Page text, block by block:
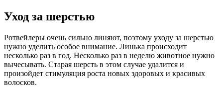
Уход за шерстью
Ротвейлеры очень сильно линяют, поэтому уходу за шерстью
нужно уделить особое внимание. Линька происходит
несколько раз в год. Несколько раз в неделю животное нужно
вычесывать. Старая шерсть в этом случае удалится и
произойдет стимуляция роста новых здоровых и красивых
волосков.